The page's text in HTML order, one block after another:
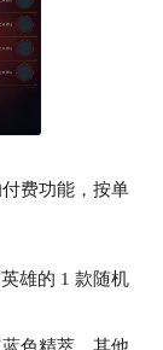
费功能，按单
雄的 1 款随机